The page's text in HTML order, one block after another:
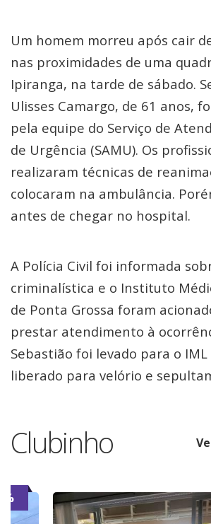
Um homem morreu após cair
nas proximidades de uma
Ipiranga, na tarde de sábado.
Ulisses Camargo, de 61 anos,
pela equipe do Serviço de
de Urgência (SAMU). Os
realizaram técnicas de
colocaram na ambulância.
antes de chegar no hospital.
A Polícia Civil foi informada
criminalística e o Instituto
de Ponta Grossa foram
prestar atendimento à
Sebastião foi levado para o
liberado para velório e
Clubinho